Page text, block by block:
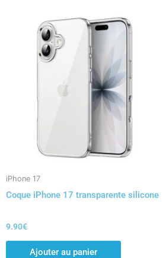
plus
ancien
iPhone 17
Coque iPhone 17 transparente silicone
9.90€
Ajouter au panier